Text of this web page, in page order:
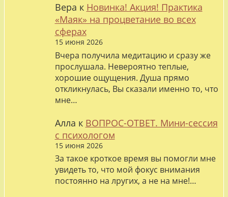
Вера к Новинка! Акция! Практика
«Маяк» на процветание во всех
сферах
15 июня 2026
Вчера получила медитацию и сразу же
прослушала. Невероятно теплые,
хорошие ощущения. Душа прямо
откликнулась, Вы сказали именно то, что
мне…
Алла к ВОПРОС-ОТВЕТ. Мини-сессия
с психологом
15 июня 2026
За такое кроткое время вы помогли мне
увидеть то, что мой фокус внимания
постоянно на лругих, а не на мне!…